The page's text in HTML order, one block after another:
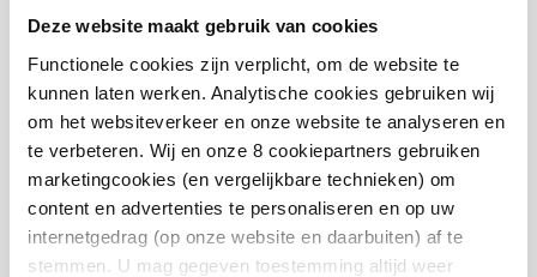
Deze website maakt gebruik van cookies
Functionele cookies zijn verplicht, om de website te
kunnen laten werken. Analytische cookies gebruiken wij
om het websiteverkeer en onze website te analyseren en
te verbeteren. Wij en onze 8 cookiepartners gebruiken
marketingcookies (en vergelijkbare technieken) om
content en advertenties te personaliseren en op uw
internetgedrag (op onze website en daarbuiten) af te
stemmen. U mag gegeven toestemming altijd weer
€153,99